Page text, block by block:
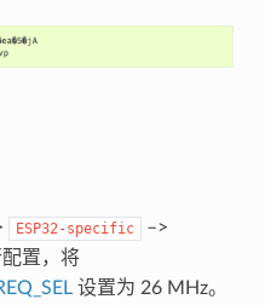
ESP32-specific –>
置，将
设置为 26 MHz。